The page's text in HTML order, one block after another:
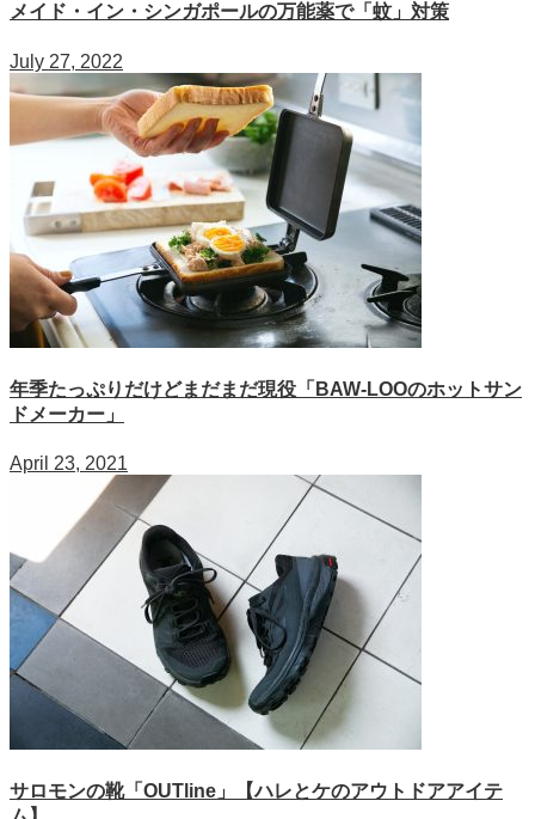
メイド・イン・シンガポールの万能薬で「蚊」対策
July 27, 2022
年季たっぷりだけどまだまだ現役「BAW-LOOのホットサン
ドメーカー」
April 23, 2021
サロモンの靴「OUTline」【ハレとケのアウトドアアイテ